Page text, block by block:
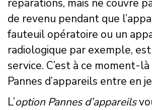
réparations, mais ne couvre
de revenu pendant que
fauteuil opératoire ou un
radiologique par exemple,
service. C’est à ce moment-
Pannes d’appareils entre en
L’option Pannes d’appareils